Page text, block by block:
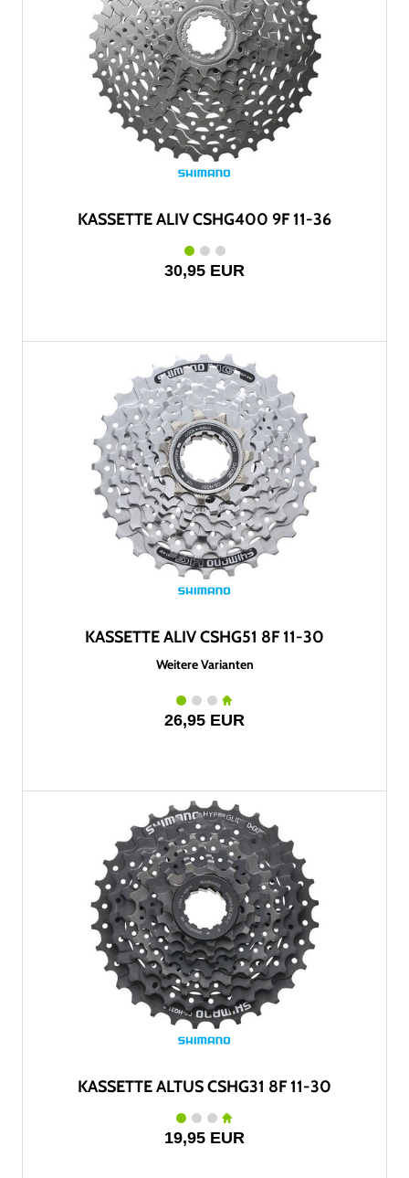
KASSETTE ALIV CSHG400 9F 11-36
30,95 EUR
KASSETTE ALIV CSHG51 8F 11-30
Weitere Varianten
26,95 EUR
KASSETTE ALTUS CSHG31 8F 11-30
19,95 EUR